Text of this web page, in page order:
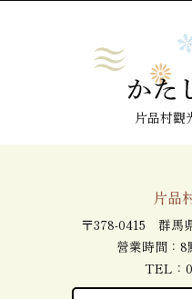
片品村觀
片品
〒378-0415 群馬
營業時間：8
TEL：